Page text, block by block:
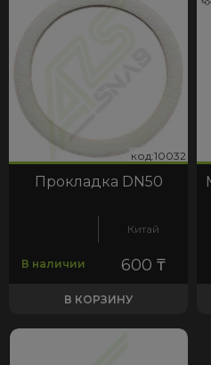
код:10032
Прокладка DN50
Китай
В наличии 600 ₸
В КОРЗИНУ
код:7238